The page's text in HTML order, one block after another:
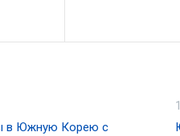
в Южную Корею с